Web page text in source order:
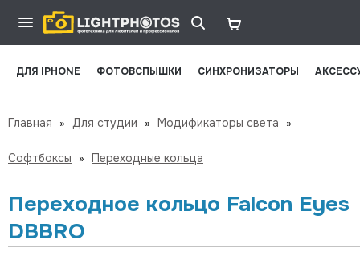
ДЛЯ IPHONE ФОТОВСПЫШКИ СИНХРОНИЗАТОРЫ
Главная » Для студии » Модификаторы света »
Софтбоксы » Переходные кольца
Переходное кольцо Falcon Eyes
DBBRO